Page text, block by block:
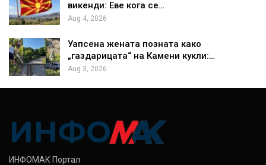
викенди: Еве кога се…
Aug 4, 2026
Уапсена жената позната како
„газдарицата“ на Камени кукли:…
Aug 3, 2026
ИНФОМАК Портал